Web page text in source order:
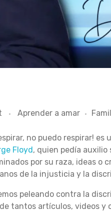
Aprender a amar
no puedo respirar! es
Floyd , quien pedía
por su raza, ideas o
de la injusticia y la
peleando contra la
tantos artículos, videos y